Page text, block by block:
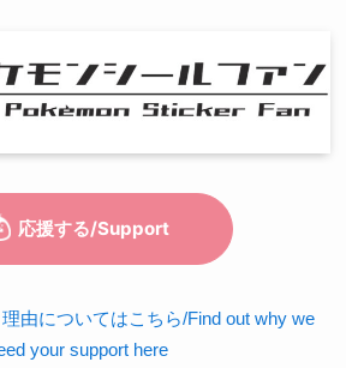
由についてはこちら/Find out why we
your support here